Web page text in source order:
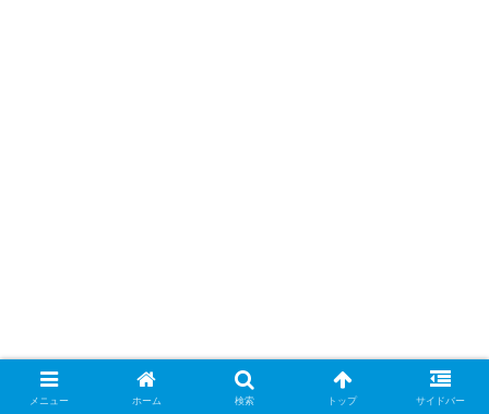
メニュー ホーム 検索 トップ サイドバー